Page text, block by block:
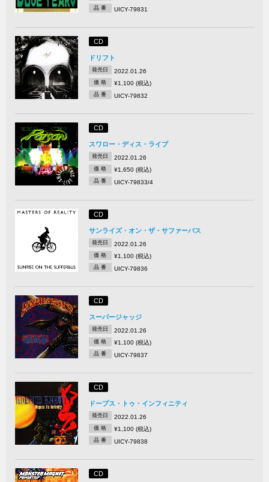
品 番 UICY-79831
CD
ドリフト
発売日 2022.01.26
価 格 ¥1,100 (税込)
品 番 UICY-79832
CD
スワロー・ディス・ライブ
発売日 2022.01.26
価 格 ¥1,650 (税込)
品 番 UICY-79833/4
CD
サンライズ・オン・ザ・サファーバス
発売日 2022.01.26
価 格 ¥1,100 (税込)
品 番 UICY-79836
CD
スーパージャッジ
発売日 2022.01.26
価 格 ¥1,100 (税込)
品 番 UICY-79837
CD
ドープス・トゥ・インフィニティ
発売日 2022.01.26
価 格 ¥1,100 (税込)
品 番 UICY-79838
CD